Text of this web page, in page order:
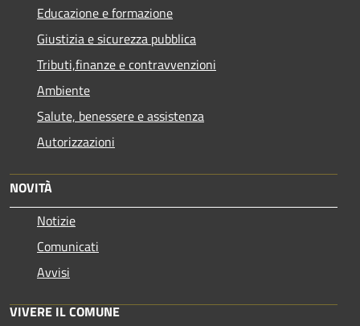
Educazione e formazione
Giustizia e sicurezza pubblica
Tributi,finanze e contravvenzioni
Ambiente
Salute, benessere e assistenza
Autorizzazioni
NOVITÀ
Notizie
Comunicati
Avvisi
VIVERE IL COMUNE